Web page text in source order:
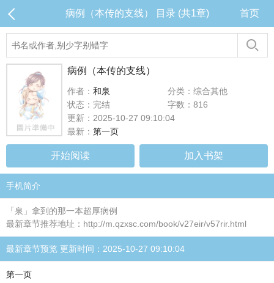
病例（本传的支线） 目录 (共1章) 首页
病例（本传的支线）
作者： 和泉
分类：综合其他
状态：完结
字数：816
更新：2025-10-27 09:10:04
最新： 第一页
开始阅读 加入书架
手机简介
「泉」拿到的那一本超厚病例
最新章节推荐地址：http://m.qzxsc.com/book/v27eir/v57rir.html
最新章节预览 更新时间：2025-10-27 09:10:04
第一页